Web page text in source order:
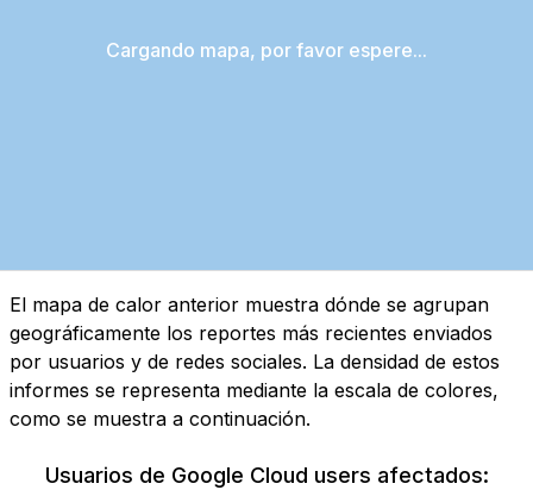
Cargando mapa, por favor espere...
El mapa de calor anterior muestra dónde se agrupan
geográficamente los reportes más recientes enviados
por usuarios y de redes sociales. La densidad de estos
informes se representa mediante la escala de colores,
como se muestra a continuación.
Usuarios de Google Cloud users afectados: